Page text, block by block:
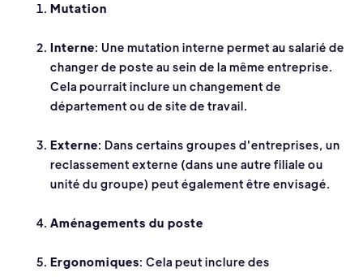
Mutation
Interne: Une mutation interne permet au salarié de
changer de poste au sein de la même entreprise.
Cela pourrait inclure un changement de
département ou de site de travail.
Externe: Dans certains groupes d'entreprises, un
reclassement externe (dans une autre filiale ou
unité du groupe) peut également être envisagé.
Aménagements du poste
Ergonomiques: Cela peut inclure des